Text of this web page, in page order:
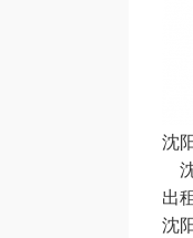
沈
出
沈